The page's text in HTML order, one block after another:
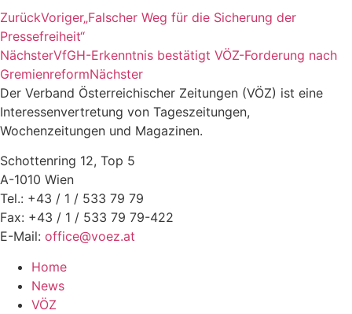
ZurückVoriger„Falscher Weg für die Sicherung der
Pressefreiheit“
NächsterVfGH-Erkenntnis bestätigt VÖZ-Forderung nach
GremienreformNächster
Der Verband Österreichischer Zeitungen (VÖZ) ist eine
Interessenvertretung von Tageszeitungen,
Wochenzeitungen und Magazinen.
Schottenring 12, Top 5
A-1010 Wien
Tel.: +43 / 1 / 533 79 79
Fax: +43 / 1 / 533 79 79-422
E-Mail: office@voez.at
Home
News
VÖZ